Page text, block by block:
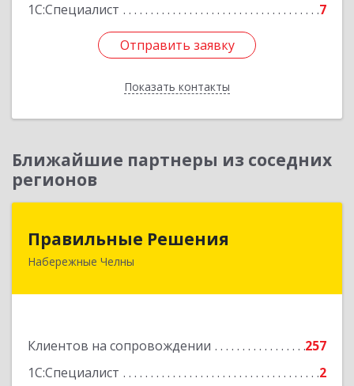
1С:Специалист
7
Отправить заявку
Показать контакты
Отправить заявку
Назад
Ближайшие партнеры из соседних
регионов
Правильные Решения
Набережные Челны
Клиентов на сопровождении
257
1С:Специалист
2
423832, Татарстан Респ, Набережные Челны г,